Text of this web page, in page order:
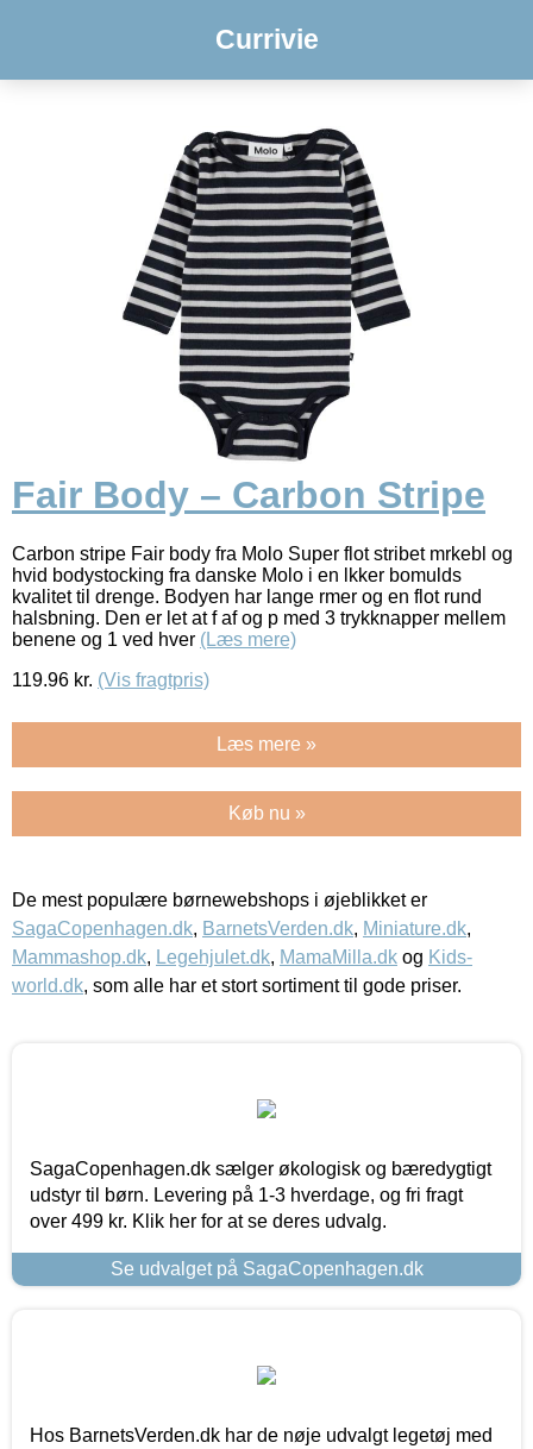
Currivie
Fair Body – Carbon Stripe
Carbon stripe Fair body fra Molo Super flot stribet mrkebl og
hvid bodystocking fra danske Molo i en lkker bomulds
kvalitet til drenge. Bodyen har lange rmer og en flot rund
halsbning. Den er let at f af og p med 3 trykknapper mellem
benene og 1 ved hver (Læs mere)
119.96 kr. (Vis fragtpris)
Læs mere »
Køb nu »
De mest populære børnewebshops i øjeblikket er
SagaCopenhagen.dk, BarnetsVerden.dk, Miniature.dk,
Mammashop.dk, Legehjulet.dk, MamaMilla.dk og Kids-
world.dk, som alle har et stort sortiment til gode priser.
SagaCopenhagen.dk sælger økologisk og bæredygtigt
udstyr til børn. Levering på 1-3 hverdage, og fri fragt
over 499 kr. Klik her for at se deres udvalg.
Se udvalget på SagaCopenhagen.dk
Hos BarnetsVerden.dk har de nøje udvalgt legetøj med